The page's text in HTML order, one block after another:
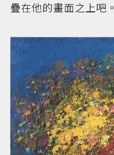
疊在他的畫面之上吧。